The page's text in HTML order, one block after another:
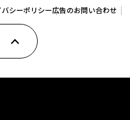
シーポリシー広告のお問い合わせ